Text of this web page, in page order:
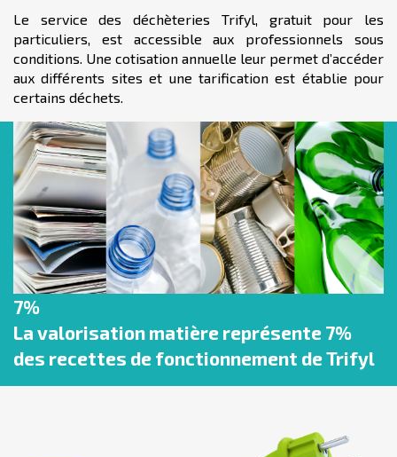
Le service des déchèteries Trifyl, gratuit pour les
particuliers, est accessible aux professionnels sous
conditions. Une cotisation annuelle leur permet d’accéder
aux différents sites et une tarification est établie pour
certains déchets.
7%
La valorisation matière représente 7%
des recettes de fonctionnement de Trifyl